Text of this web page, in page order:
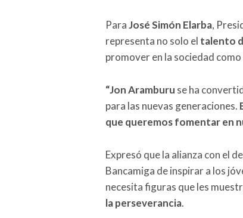
ParaJosé Simón Elarba,
representa no solo el talento
promover en la sociedad como
“Jon Aramburu se ha
para las nuevas generaciones.
que queremos fomentar en
Expresó que la alianza con el
Bancamiga de inspirar a los
necesita figuras que les
la perseverancia.